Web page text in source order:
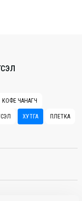
КОФЕ ЧАНАГЧ
ХУТГА ПЛЕТКА